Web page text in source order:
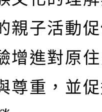
親子活動
增進對原
尊重，並